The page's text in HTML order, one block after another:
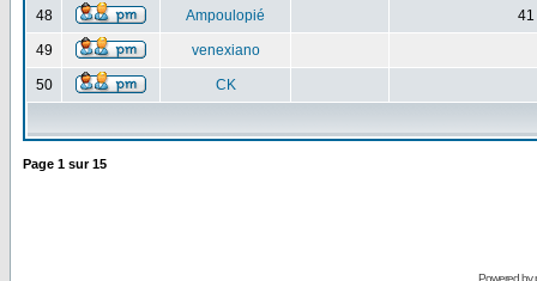
48 Ampoulopié 41
49 venexiano
50 CK
Page 1 sur15
Powered by